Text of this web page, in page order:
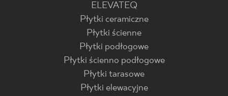
ELEVATEQ
Płytki ceramiczne
Płytki ścienne
Płytki podłogowe
Płytki ścienno podłogowe
Płytki tarasowe
Płytki elewacyjne